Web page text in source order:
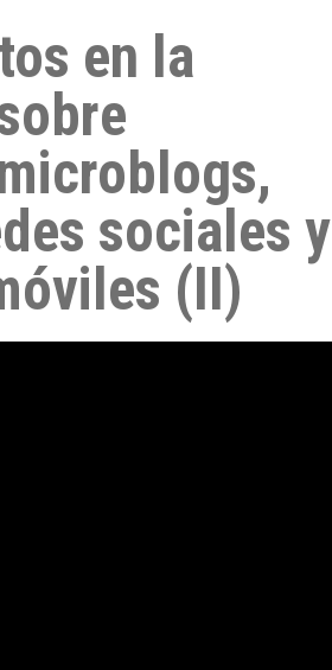
en la
sociales y
(II)